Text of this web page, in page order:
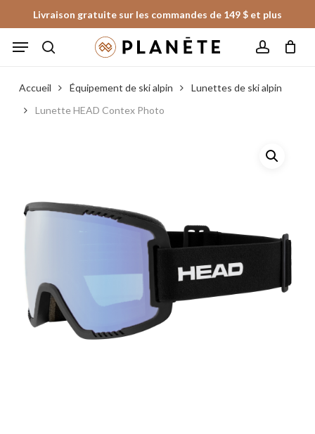
to
main
Livraison gratuite sur les commandes de 149 $ et plus
Menu
Fermer
le
panier
Accueil Équipement de ski alpin
Lunettes de ski alpin
Lunette HEAD Contex Photo